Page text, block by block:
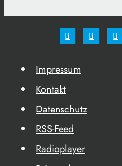
Impressum
Kontakt
Datenschutz
RSS-Feed
Radioplayer